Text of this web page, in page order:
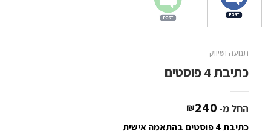
תנועה ושיווק
כתיבת 4 פוסטים
החל מ- ₪240
כתיבת 4 פוסטים בהתאמה אישית